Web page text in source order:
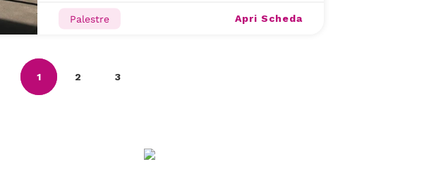
Palestre Apri Scheda
1 2 3